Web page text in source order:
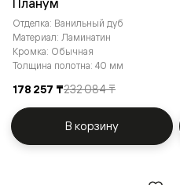
Планум
Отделка: Ванильный дуб
Материал: Ламинатин
Кромка: Обычная
Толщина полотна: 40 мм
178 257 ₸232 084 ₸
В корзину